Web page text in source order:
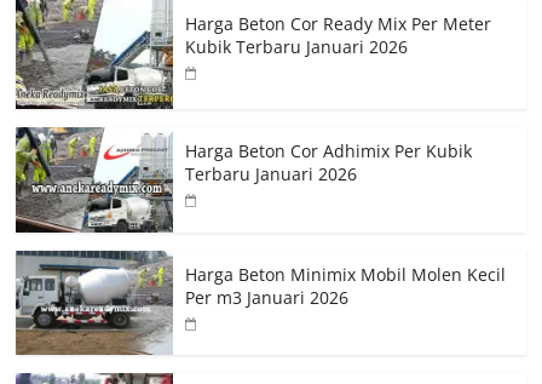
Harga Beton Cor Ready Mix Per Meter
Kubik Terbaru Januari 2026
Harga Beton Cor Adhimix Per Kubik
Terbaru Januari 2026
Harga Beton Minimix Mobil Molen Kecil
Per m3 Januari 2026